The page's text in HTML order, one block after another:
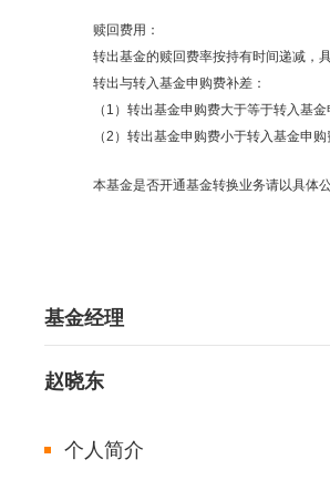
赎回费用：
转出基金的赎回费率按持有时间递减，
转出与转入基金申购费补差：
（1）转出基金申购费大于等于转入基
（2）转出基金申购费小于转入基金申
本基金是否开通基金转换业务请以具体公
基金经理
赵晓东
个人简介